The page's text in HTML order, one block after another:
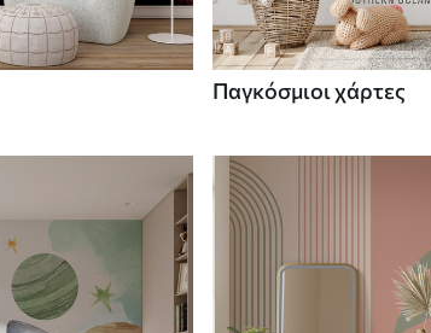
Παγκόσμιοι χάρτες